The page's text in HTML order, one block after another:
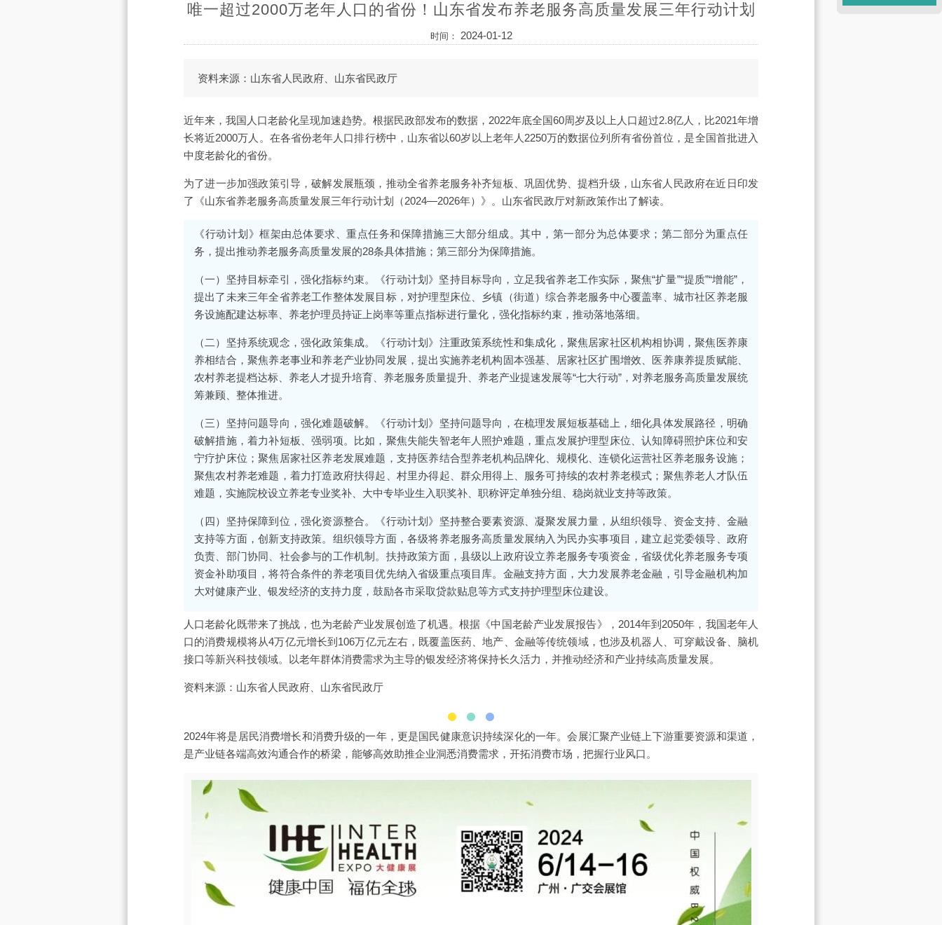
唯一超过2000万老年人口的省份！山东省发布养老服务高质量发展三年行动计划
时间： 2024-01-12
资料来源：山东省人民政府、山东省民政厅
近年来，我国人口老龄化呈现加速趋势。根据民政部发布的数据，2022年底全国60周岁及以上人口超过2.8亿人，比2021年增
长将近2000万人。在各省份老年人口排行榜中，山东省以60岁以上老年人2250万的数据位列所有省份首位，是全国首批进入
中度老龄化的省份。
为了进一步加强政策引导，破解发展瓶颈，推动全省养老服务补齐短板、巩固优势、提档升级，山东省人民政府在近日印发
了《山东省养老服务高质量发展三年行动计划（2024—2026年）》。山东省民政厅对新政策作出了解读。
《行动计划》框架由总体要求、重点任务和保障措施三大部分组成。其中，第一部分为总体要求；第二部分为重点任
务，提出推动养老服务高质量发展的28条具体措施；第三部分为保障措施。
（一）坚持目标牵引，强化指标约束。《行动计划》坚持目标导向，立足我省养老工作实际，聚焦“扩量”“提质”“增能”，
提出了未来三年全省养老工作整体发展目标，对护理型床位、乡镇（街道）综合养老服务中心覆盖率、城市社区养老服
务设施配建达标率、养老护理员持证上岗率等重点指标进行量化，强化指标约束，推动落地落细。
（二）坚持系统观念，强化政策集成。《行动计划》注重政策系统性和集成化，聚焦居家社区机构相协调，聚焦医养康
养相结合，聚焦养老事业和养老产业协同发展，提出实施养老机构固本强基、居家社区扩围增效、医养康养提质赋能、
农村养老提档达标、养老人才提升培育、养老服务质量提升、养老产业提速发展等“七大行动”，对养老服务高质量发展统
筹兼顾、整体推进。
（三）坚持问题导向，强化难题破解。《行动计划》坚持问题导向，在梳理发展短板基础上，细化具体发展路径，明确
破解措施，着力补短板、强弱项。比如，聚焦失能失智老年人照护难题，重点发展护理型床位、认知障碍照护床位和安
宁疗护床位；聚焦居家社区养老发展难题，支持医养结合型养老机构品牌化、规模化、连锁化运营社区养老服务设施；
聚焦农村养老难题，着力打造政府扶得起、村里办得起、群众用得上、服务可持续的农村养老模式；聚焦养老人才队伍
难题，实施院校设立养老专业奖补、大中专毕业生入职奖补、职称评定单独分组、稳岗就业支持等政策。
（四）坚持保障到位，强化资源整合。《行动计划》坚持整合要素资源、凝聚发展力量，从组织领导、资金支持、金融
支持等方面，创新支持政策。组织领导方面，各级将养老服务高质量发展纳入为民办实事项目，建立起党委领导、政府
负责、部门协同、社会参与的工作机制。扶持政策方面，县级以上政府设立养老服务专项资金，省级优化养老服务专项
资金补助项目，将符合条件的养老项目优先纳入省级重点项目库。金融支持方面，大力发展养老金融，引导金融机构加
大对健康产业、银发经济的支持力度，鼓励各市采取贷款贴息等方式支持护理型床位建设。
人口老龄化既带来了挑战，也为老龄产业发展创造了机遇。根据《中国老龄产业发展报告》，2014年到2050年，我国老年人
口的消费规模将从4万亿元增长到106万亿元左右，既覆盖医药、地产、金融等传统领域，也涉及机器人、可穿戴设备、脑机
接口等新兴科技领域。以老年群体消费需求为主导的银发经济将保持长久活力，并推动经济和产业持续高质量发展。
资料来源：山东省人民政府、山东省民政厅
2024年将是居民消费增长和消费升级的一年，更是国民健康意识持续深化的一年。会展汇聚产业链上下游重要资源和渠道，
是产业链各端高效沟通合作的桥梁，能够高效助推企业洞悉消费需求，开拓消费市场，把握行业风口。